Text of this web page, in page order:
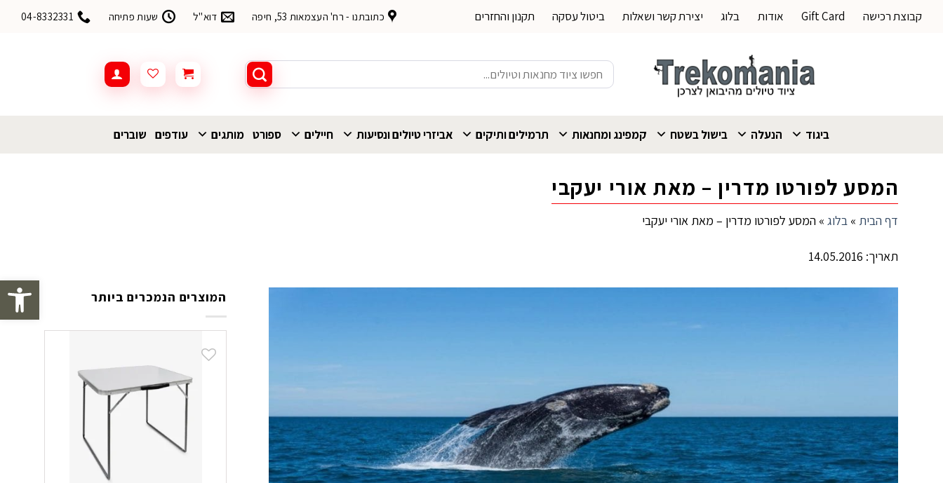
פתח
קבוצת רכישה Gift Card אודות בלוג יצירת קשר ושאלות ביטול עסקה תקנון והחזרים כתובתנו - רח' העצמאות 53, חיפה דוא"ל שעות פתיחה 04-8332331
חיפוש
עבור:
ביגוד הנעלה בישול בשטח קמפינג ומחנאות תרמילים ותיקים אביזרי טיולים ונסיעות חיילים ספורט מותגים עודפים שוברים
המסע לפורטו מדרין – מאת אורי יעקבי
דף הבית » בלוג» המסע לפורטו מדרין – מאת אורי יעקבי
תאריך: 14.05.2016
המוצרים הנמכרים ביותר